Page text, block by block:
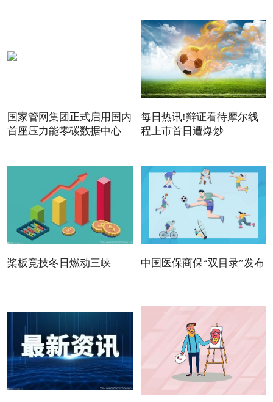
国家管网集团正式启用国内
首座压力能零碳数据中心
每日热讯!辩证看待摩尔线
程上市首日遭爆炒
桨板竞技冬日燃动三峡 中国医保商保“双目录”发布